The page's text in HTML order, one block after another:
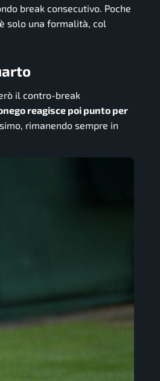
break consecutivo. Poche
solo una formalità, col
il contro-break
reagisce poi punto per
rimanendo sempre in